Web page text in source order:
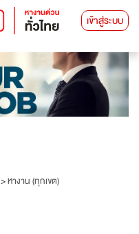
เข้าสู่ระบบ
>หางาน (ทุกเขต)